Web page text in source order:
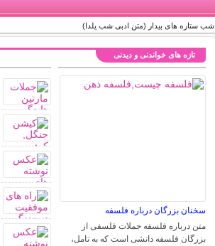
شب ستاره های بیدار (متن ادبی شب یلدا)
تازه های خواندنی و دیدنی
سخنان بزرگان درباره فلسفه
متن درباره فلسفه جملات فلسفی از
بزرگان فلسفه دانشی است که به تامل،